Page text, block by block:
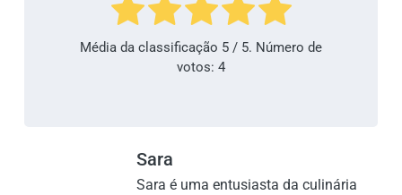
Média da classificação 5 / 5. Número de
votos: 4
Sara
Sara é uma entusiasta da culinária